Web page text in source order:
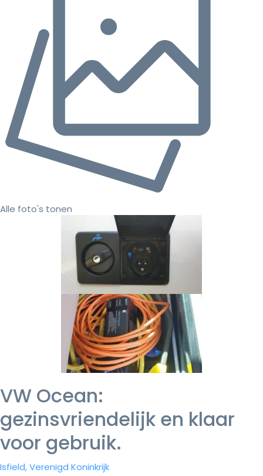
Alle foto's tonen
VW Ocean:
gezinsvriendelijk en klaar
voor gebruik.
Isfield, Verenigd Koninkrijk